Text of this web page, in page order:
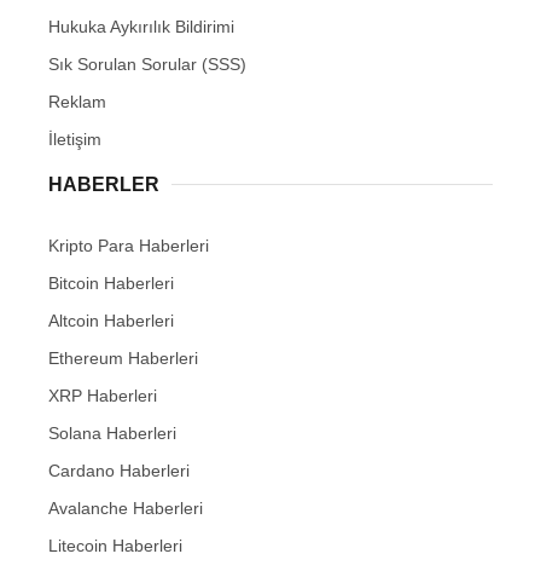
Hukuka Aykırılık Bildirimi
Sık Sorulan Sorular (SSS)
Reklam
İletişim
HABERLER
Kripto Para Haberleri
Bitcoin Haberleri
Altcoin Haberleri
Ethereum Haberleri
XRP Haberleri
Solana Haberleri
Cardano Haberleri
Avalanche Haberleri
Litecoin Haberleri